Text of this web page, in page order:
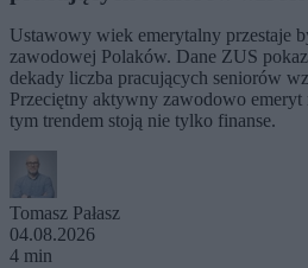
Ustawowy wiek emerytalny przestaje
zawodowej Polaków. Dane ZUS
dekady liczba pracujących seniorów
Przeciętny aktywny zawodowo emeryt
tym trendem stoją nie tylko finanse.
Tomasz Pałasz
04.08.2026
4 min